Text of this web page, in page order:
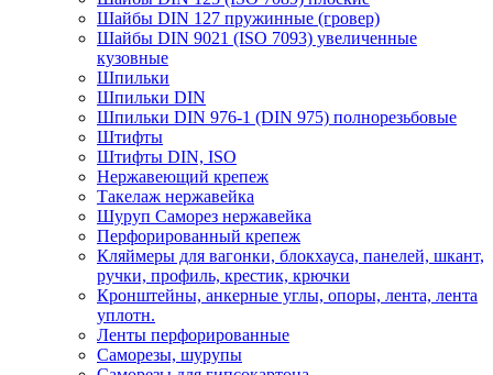
Шайбы DIN 127 пружинные (гровер)
Шайбы DIN 9021 (ISO 7093) увеличенные
кузовные
Шпильки
Шпильки DIN
Шпильки DIN 976-1 (DIN 975) полнорезьбовые
Штифты
Штифты DIN, ISO
Нержавеющий крепеж
Такелаж нержавейка
Шуруп Саморез нержавейка
Перфорированный крепеж
Кляймеры для вагонки, блокхауса, панелей, шкант,
ручки, профиль, крестик, крючки
Кронштейны, анкерные углы, опоры, лента, лента
уплотн.
Ленты перфорированные
Саморезы, шурупы